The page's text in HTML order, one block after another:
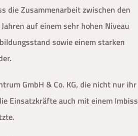
die Zusammenarbeit zwischen den
auf einem sehr hohen Niveau
sowie einem starken
GmbH & Co. KG, die nicht nur ihr
Einsatzkräfte auch mit einem Imbiss